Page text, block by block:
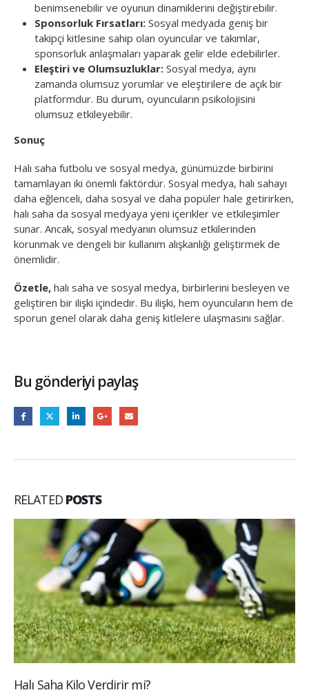
benimsenebilir ve oyunun dinamiklerini değiştirebilir.
Sponsorluk Fırsatları: Sosyal medyada geniş bir
takipçi kitlesine sahip olan oyuncular ve takımlar,
sponsorluk anlaşmaları yaparak gelir elde edebilirler.
Eleştiri ve Olumsuzluklar: Sosyal medya, aynı
zamanda olumsuz yorumlar ve eleştirilere de açık bir
platformdur. Bu durum, oyuncuların psikolojisini
olumsuz etkileyebilir.
Sonuç
Halı saha futbolu ve sosyal medya, günümüzde birbirini
tamamlayan iki önemli faktördür. Sosyal medya, halı sahayı
daha eğlenceli, daha sosyal ve daha popüler hale getirirken,
halı saha da sosyal medyaya yeni içerikler ve etkileşimler
sunar. Ancak, sosyal medyanın olumsuz etkilerinden
korunmak ve dengeli bir kullanım alışkanlığı geliştirmek de
önemlidir.
Özetle, halı saha ve sosyal medya, birbirlerini besleyen ve
geliştiren bir ilişki içindedir. Bu ilişki, hem oyuncuların hem de
sporun genel olarak daha geniş kitlelere ulaşmasını sağlar.
Bu gönderiyi paylaş
RELATED POSTS
Halı Saha Kilo Verdirir mi?